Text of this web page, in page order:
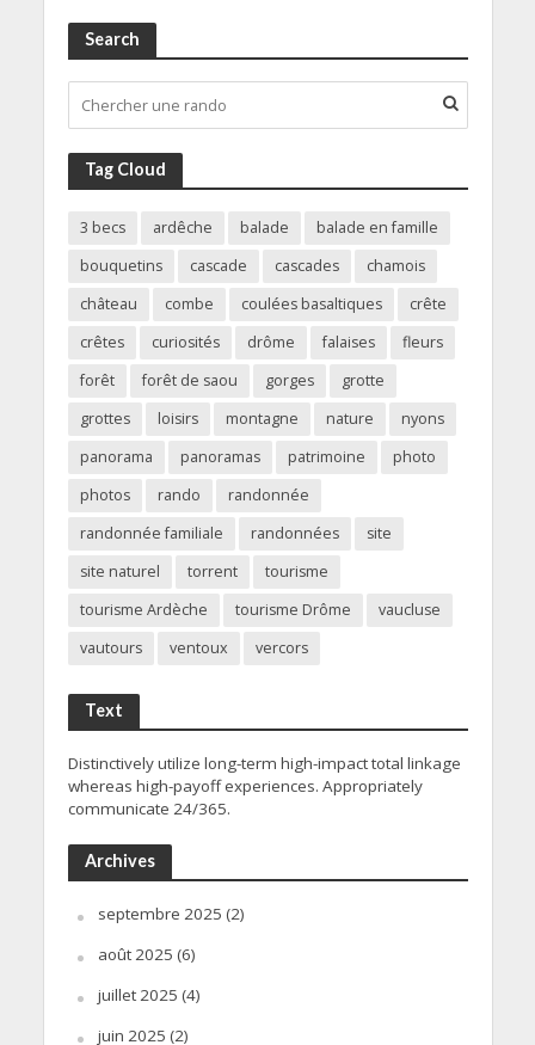
Search
Tag Cloud
3 becs ardêche balade
balade en famille
bouquetins
cascade cascades
chamois
château
combe coulées basaltiques
crête
crêtes
curiosités drôme falaises
fleurs
forêt
forêt de saou gorges
grotte
grottes
loisirs montagne nature
nyons
panorama
panoramas patrimoine
photo
photos
rando
randonnée
randonnée familiale
randonnées
site
site naturel
torrent
tourisme
tourisme Ardèche
tourisme Drôme
vaucluse
vautours
ventoux vercors
Text
Distinctively utilize long-term high-impact total linkage
whereas high-payoff experiences. Appropriately
communicate 24/365.
Archives
septembre 2025 (2)
août 2025 (6)
juillet 2025 (4)
juin 2025 (2)